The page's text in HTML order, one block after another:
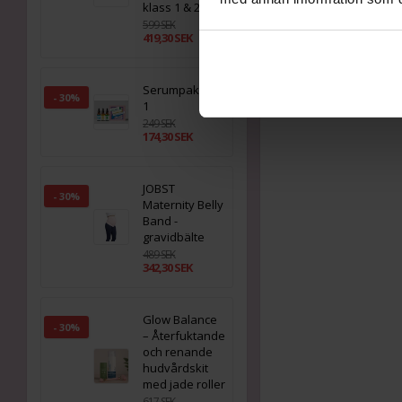
klass 1 & 2
599 SEK
419,30 SEK
- 30%
Serumpaket 3 i
1
249 SEK
174,30 SEK
- 30%
JOBST
Maternity Belly
Band -
gravidbälte
489 SEK
342,30 SEK
- 30%
Glow Balance
– Återfuktande
och renande
hudvårdskit
med jade roller